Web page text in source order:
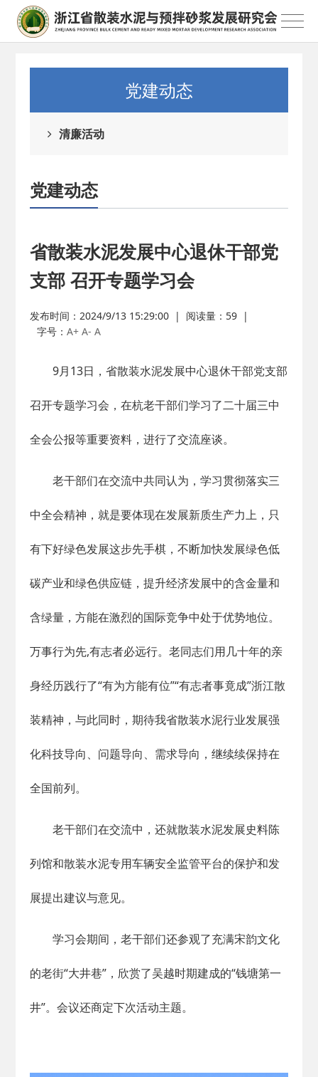
党建动态
清廉活动
党建动态
省散装水泥发展中心退休干部党
支部 召开专题学习会
发布时间：2024/9/13 15:29:00 | 阅读量： 59 |
字号：A+ A- A
9月13日，省散装水泥发展中心退休干部党支部
召开专题学习会，在杭老干部们学习了二十届三中
全会公报等重要资料，进行了交流座谈。
老干部们在交流中共同认为，学习贯彻落实三
中全会精神，就是要体现在发展新质生产力上，只
有下好绿色发展这步先手棋，不断加快发展绿色低
碳产业和绿色供应链，提升经济发展中的含金量和
含绿量，方能在激烈的国际竞争中处于优势地位。
万事行为先,有志者必远行。老同志们用几十年的亲
身经历践行了“有为方能有位”“有志者事竟成”浙江散
装精神，与此同时，期待我省散装水泥行业发展强
化科技导向、问题导向、需求导向，继续续保持在
全国前列。
老干部们在交流中，还就散装水泥发展史料陈
列馆和散装水泥专用车辆安全监管平台的保护和发
展提出建议与意见。
学习会期间，老干部们还参观了充满宋韵文化
的老街“大井巷”，欣赏了吴越时期建成的“钱塘第一
井”。会议还商定下次活动主题。